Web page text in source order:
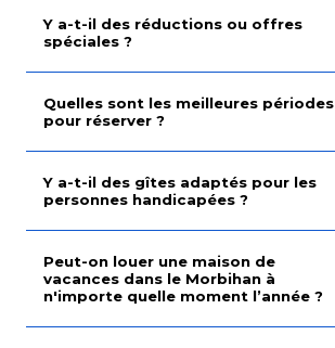
Y a-t-il des réductions ou offres
spéciales ?
Quelles sont les meilleures périodes
pour réserver ?
Y a-t-il des gîtes adaptés pour les
personnes handicapées ?
Peut-on louer une maison de
vacances dans le Morbihan à
n'importe quelle moment l’année ?